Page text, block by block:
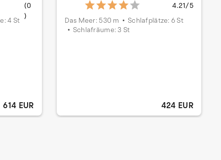
(0
)
4 St
614 EUR
4.21/5
Das Meer: 530 m
Schlafplätze: 6 St
Schlafräume: 3 St
424 EUR